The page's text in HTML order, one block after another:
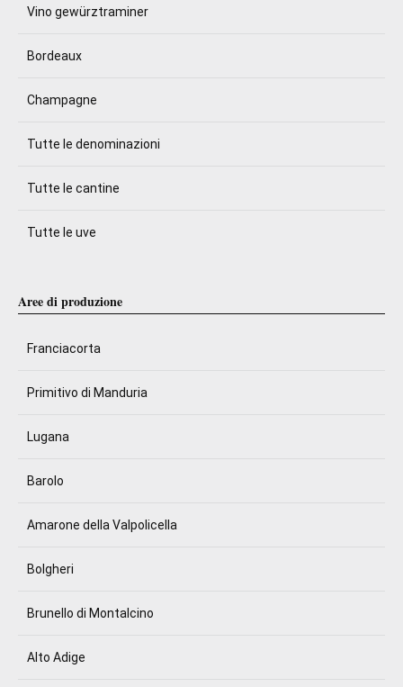
Vino gewürztraminer
Bordeaux
Champagne
Tutte le denominazioni
Tutte le cantine
Tutte le uve
Aree di produzione
Franciacorta
Primitivo di Manduria
Lugana
Barolo
Amarone della Valpolicella
Bolgheri
Brunello di Montalcino
Alto Adige